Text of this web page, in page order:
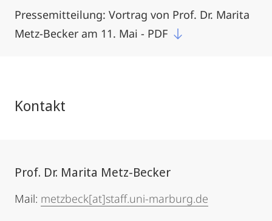
Pressemitteilung: Vortrag von Prof. Dr. Marita
Metz-Becker am 11. Mai - PDF
Kontakt
Prof. Dr. Marita Metz-Becker
Mail: metzbeck[at]staff.uni-marburg.de